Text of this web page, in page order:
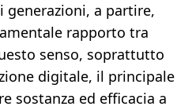
a partire,
rapporto tra
senso, soprattutto
digitale, il principale
sostanza ed efficacia a